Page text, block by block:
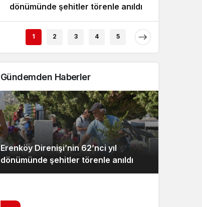
dönümünde şehitler törenle anıldı
1 2 3 4 5
Gündemden Haberler
Erenköy Direnişi’nin 62’nci yıl
dönümünde şehitler törenle anıldı